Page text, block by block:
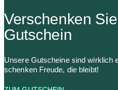
Verschenken
Gutschein
Unsere Gutscheine sind wirklich
schenken Freude, die bleibt!